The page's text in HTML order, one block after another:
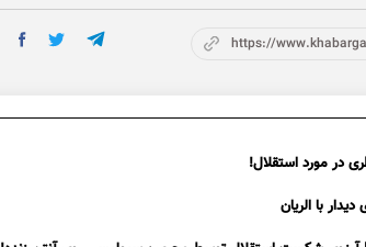
https://
در مورد استقلال!
با الریان